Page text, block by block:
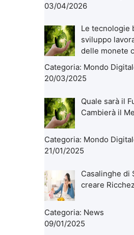
03/04/2026
Le tecnologie
sviluppo
delle monete
Categoria: Mondo
20/03/2025
Quale sarà il
Cambierà il
Categoria: Mondo
21/01/2025
Casalinghe di
creare
Categoria: News
09/01/2025